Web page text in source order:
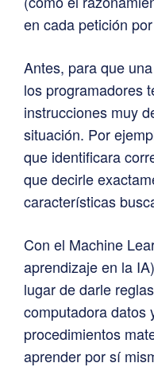
en cada petición
Antes, para que
los programadores
instrucciones muy
situación. Por
que identificara
que decirle
características
Con el Machine
aprendizaje en la
lugar de darle
computadora datos
procedimientos
aprender por sí